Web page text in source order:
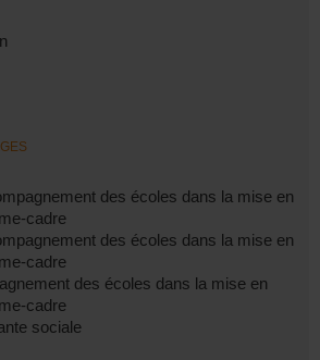
des écoles dans la mise en
cadre
des écoles dans la mise en
cadre
des écoles dans la mise en
cadre
sociale